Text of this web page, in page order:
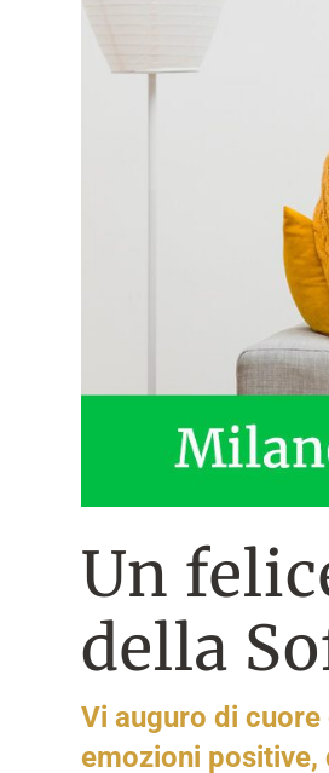
Un
della
Vi auguro di
emozioni